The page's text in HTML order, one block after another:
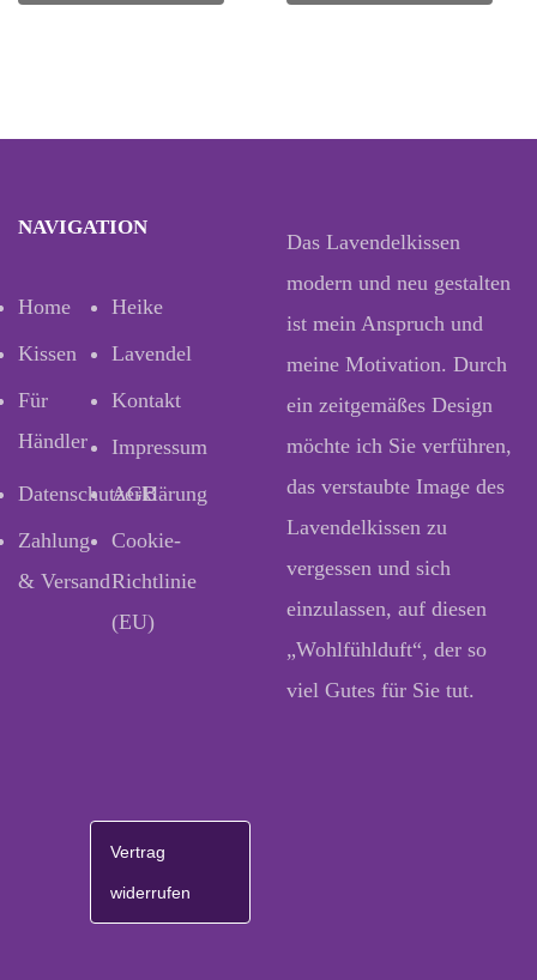
NAVIGATION
Home
Heike
Kissen
Lavendel
Für
Händler
Kontakt
Impressum
Datenschutzerklärung
AGB
Zahlung
& Versand
Cookie-
Richtlinie
(EU)
Das Lavendelkissen
modern und neu gestalten
ist mein Anspruch und
meine Motivation. Durch
ein zeitgemäßes Design
möchte ich Sie verführen,
das verstaubte Image des
Lavendelkissen zu
vergessen und sich
einzulassen, auf diesen
„Wohlfühlduft“, der so
viel Gutes für Sie tut.
Vertrag
widerrufen